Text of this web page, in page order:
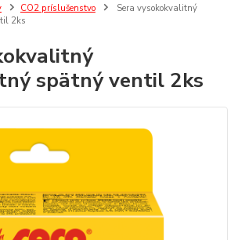
CO2 príslušenstvo
Sera vysokokvalitný
2ks
spätný ventil 2ks